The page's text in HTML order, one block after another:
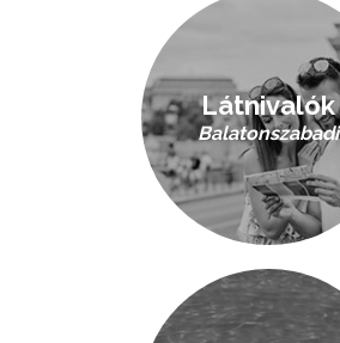
Látnivalók
Balatonszabadi